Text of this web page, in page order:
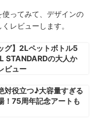
ってみて、デザインの
レビューします。
グ】2Lペットボトル5
STANDARDの大人か
ビュー
対役立つ♪大容量すぎる
！75周年記念アートも